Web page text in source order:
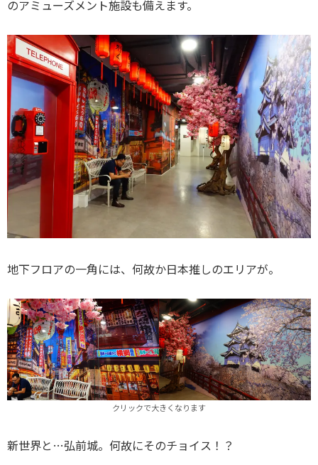
のアミューズメント施設も備えます。
地下フロアの一角には、何故か日本推しのエリアが。
クリックで大きくなります
新世界と…弘前城。何故にそのチョイス！？